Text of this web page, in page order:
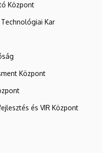
Központ
Kar
Központ
és VIR Központ